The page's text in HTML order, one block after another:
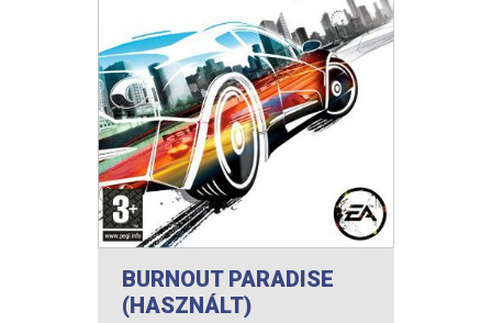
BURNOUT PARADISE
(HASZNÁLT)